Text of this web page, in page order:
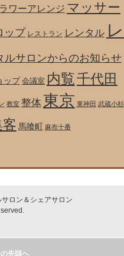
ワーアレンジ マッサー
ップ レストラン レンタル レ
ルサロンからのお知らせ
ップ 会議室 内覧千代田
教室 整体 東京 東神田 武蔵小杉
馬喰町 麻布十番
ロン＆シェアサロン
先頭へ